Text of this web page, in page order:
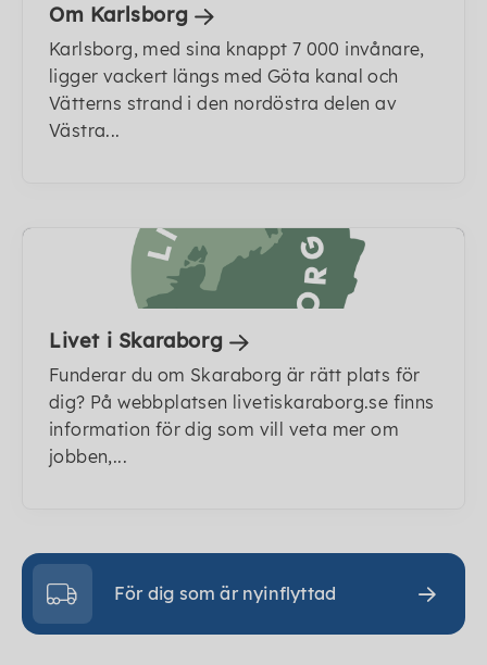
Om Karlsborg
Karlsborg, med sina knappt 7 000 invånare,
ligger vackert längs med Göta kanal och
Vätterns strand i den nordöstra delen av
Västra...
Livet i Skaraborg
Funderar du om Skaraborg är rätt plats för
dig? På webbplatsen livetiskaraborg.se finns
information för dig som vill veta mer om
jobben,...
För dig som är nyinflyttad